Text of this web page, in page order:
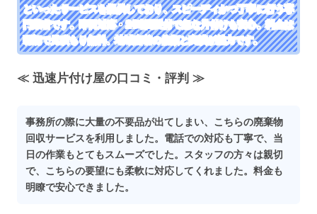
といったサービスを提供しており、スピーディかつ丁寧に行う専
門業者です。即日対応・24時間受付で急な片付けも安心。料金は
明朗で見積もり無料、地域密着の信頼と実績が魅力です。
≪ 迅速片付け屋の口コミ・評判 ≫
事務所の際に大量の不要品が出てしまい、こちらの廃棄物
回収サービスを利用しました。電話での対応も丁寧で、当
日の作業もとてもスムーズでした。スタッフの方々は親切
で、こちらの要望にも柔軟に対応してくれました。料金も
明瞭で安心できました。